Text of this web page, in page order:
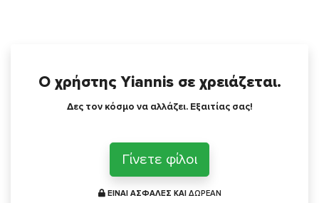
Ο χρήστης Yiannis σε χρειάζεται.
Δες τον κόσμο να αλλάζει. Εξαιτίας σας!
Γίνετε φίλοι
ΕΙΝΑΙ ΑΣΦΑΛΕΣ ΚΑΙ ΔΩΡΕΑΝ